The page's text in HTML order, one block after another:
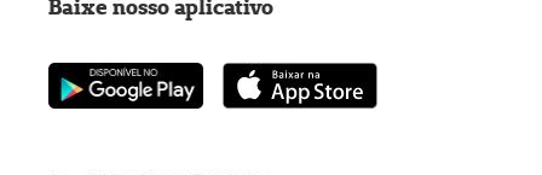
Baixe nosso aplicativo